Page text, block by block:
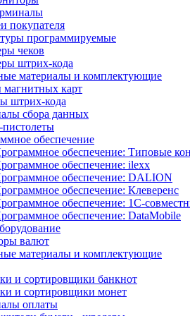
покупателя
программируемые
чеков
штрих-кода
материалы и комплектующие
магнитных карт
штрих-кода
сбора данных
обеспечение
обеспечение: Типовые
обеспечение: ilexx
обеспечение: DALION
обеспечение: Клеверенс
обеспечение: 1С-
обеспечение: DataMobile
валют
материалы и комплектующие
и сортировщики банкнот
и сортировщики монет
оплаты